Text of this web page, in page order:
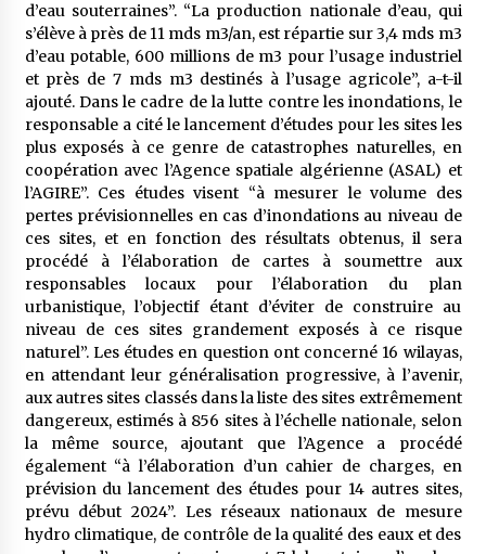
d’eau souterraines”. “La production nationale d’eau, qui
s’élève à près de 11 mds m3/an, est répartie sur 3,4 mds m3
d’eau potable, 600 millions de m3 pour l’usage industriel
et près de 7 mds m3 destinés à l’usage agricole”, a-t-il
ajouté. Dans le cadre de la lutte contre les inondations, le
responsable a cité le lancement d’études pour les sites les
plus exposés à ce genre de catastrophes naturelles, en
coopération avec l’Agence spatiale algérienne (ASAL) et
l’AGIRE”. Ces études visent “à mesurer le volume des
pertes prévisionnelles en cas d’inondations au niveau de
ces sites, et en fonction des résultats obtenus, il sera
procédé à l’élaboration de cartes à soumettre aux
responsables locaux pour l’élaboration du plan
urbanistique, l’objectif étant d’éviter de construire au
niveau de ces sites grandement exposés à ce risque
naturel”. Les études en question ont concerné 16 wilayas,
en attendant leur généralisation progressive, à l’avenir,
aux autres sites classés dans la liste des sites extrêmement
dangereux, estimés à 856 sites à l’échelle nationale, selon
la même source, ajoutant que l’Agence a procédé
également “à l’élaboration d’un cahier de charges, en
prévision du lancement des études pour 14 autres sites,
prévu début 2024”. Les réseaux nationaux de mesure
hydro climatique, de contrôle de la qualité des eaux et des